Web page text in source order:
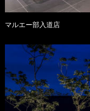
マルエー部入道店